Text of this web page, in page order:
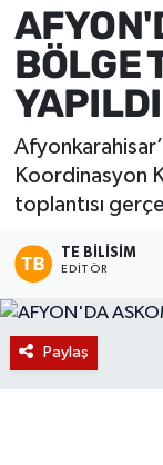
BÖLGE
YAPILDI
Koordinasyon
toplantısı
TE BILISIM
EDITÖR
Paylaş
Sağlık
Eğitim
Ekonomi
Magazin
Etkinlikler